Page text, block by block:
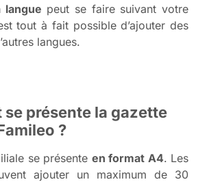
langue peut se faire suivant votre
tout à fait possible d’ajouter des
langues.
se présente la gazette
?
se présente en format A4. Les
ajouter un maximum de 30